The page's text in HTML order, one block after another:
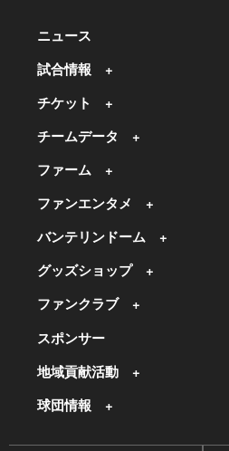
ニュース
試合情報
チケット
チームデータ
ファーム
ファンエンタメ
バンテリンドーム
グッズショップ
ファンクラブ
スポンサー
地域貢献活動
球団情報